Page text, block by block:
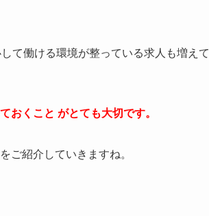
て働ける環境が整っている求人も増えて
おくこと がとても大切です。
ご紹介していきますね。